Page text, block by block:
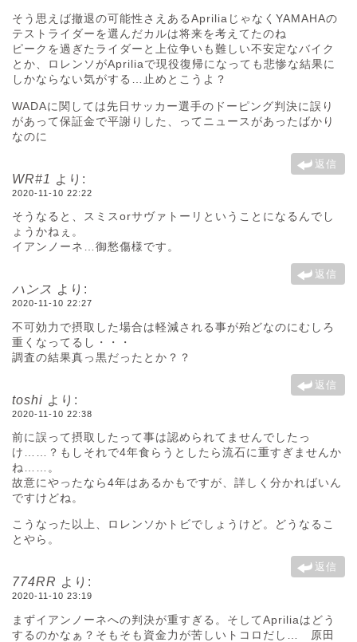
そう思えば撤退の可能性さえあるApriliaじゃなくYAMAHAの
テストライダーを選んだカルは将来を考えてたのね
ピークを過ぎたライダーと上位争いも難しい不安定なバイク
とか、ロレンソがApriliaで現役復帰になっても悲惨な結果に
しかならない気がする…止めとこうよ？
WADAに関しては先日サッカー選手のドーピング判決に誤り
があって保証金で平謝りした、ってニュースがあったばかり
なのに
返信
WR#1 より:
2020-11-10 22:22
そうなると、スミスorサヴァトーリということになるんでし
ょうかねぇ。
イアンノーネ…御愁傷様です。
返信
ハンス より:
2020-11-10 22:27
不可効力で摂取した場合は軽減される事が殆どなのにむしろ
重くなってるし・・・
調査の結果真っ黒だったとか？？
返信
toshi より:
2020-11-10 22:38
前に誤って摂取したって事は認められてませんでしたっ
け……？もしそれで4年食らうとしたら流石に重すぎませんか
ね……。
故意にやったなら4年はあるかもですが、詳しく分かればいん
ですけどね。
こうなった以上、ロレンソかトビでしょうけど。どうなるこ
とやら。
返信
774RR より:
2020-11-10 23:19
まずイアンノーネへの判決が重すぎる。そしてApriliaはどう
するのかなぁ？そもそも資金力が苦しいトコロだし… 原田